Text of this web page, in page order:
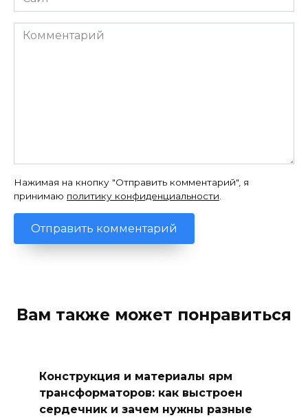
Комментарий
Нажимая на кнопку "Отправить комментарий", я
принимаю политику конфиденциальности
Вам также может понравиться
Конструкция и материалы ярм
трансформаторов: как выстроен
сердечник и зачем нужны разные